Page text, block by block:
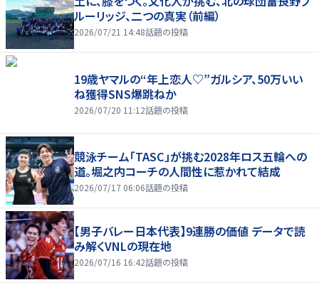
ルーリッジ、二つの真実（前編）
2026/07/21 14:48話題の投稿
19歳ヤマルの“年上恋人♡”ガルシア、50万いい
ね獲得SNS爆跳ねか
2026/07/20 11:12話題の投稿
競泳チーム「TASC」が挑む2028年ロス五輪への
道。堀之内コーチの人間性に惹かれて結成
2026/07/17 06:06話題の投稿
【男子バレー日本代表】9連勝の価値 データで読
み解くVNLの現在地
2026/07/16 16:42話題の投稿